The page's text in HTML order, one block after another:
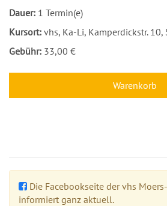
Dauer: 1 Termin(e)
Kursort: vhs, Ka-Li, Kamperdickstr. 10,
Gebühr: 33,00 €
Warenkorb
Die Facebookseite der vhs
informiert ganz aktuell.